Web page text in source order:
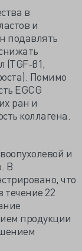
в
и
подавлять
(TGF-β1,
Помимо
EGCG
ран и
коллагена.
и
В
что
течение 22
продукции